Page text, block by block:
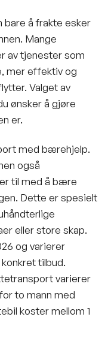
å frakte esker
Mange
av tjenester som
mer effektiv og
Valget av
ønsker å gjøre
er.
med bærehjelp.
også
til med å bære
Dette er spesielt
eller store skap.
og varierer
tilbud.
varierer
to mann med
koster mellom 1